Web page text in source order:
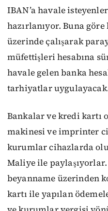
IBAN’a havale
hazırlanıyor. Buna göre
üzerinde çalışarak
müfettişleri hesabına
havale gelen banka
tarhiyatlar
Bankalar ve kredi kartı
makinesi ve imprinter
kurumlar cihazlarda
Maliye ile
beyanname üzerinden
kartı ile yapılan